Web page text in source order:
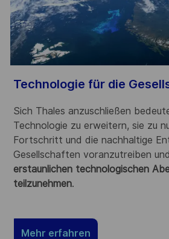
Technologie für die
Sich Thales anzuschließen
Technologie zu erweitern, sie zu
Fortschritt und die nachhaltige
Gesellschaften voranzutreiben
erstaunlichen technologischen
teilzunehmen.
Mehr erfahren